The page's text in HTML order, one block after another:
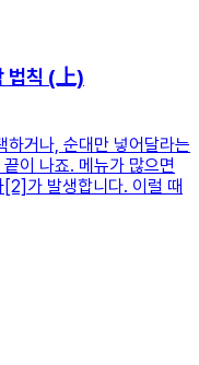
법칙 (上)
하거나, 순대만 넣어달라는
이 나죠. 메뉴가 많으면
가 발생합니다. 이럴 때